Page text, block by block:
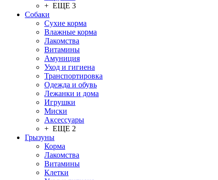
+ ЕЩЕ 3
Собаки
Сухие корма
Влажные корма
Лакомства
Витамины
Амуниция
Уход и гигиена
Транспортировка
Одежда и обувь
Лежанки и дома
Игрушки
Миски
Аксессуары
+ ЕЩЕ 2
Грызуны
Корма
Лакомства
Витамины
Клетки